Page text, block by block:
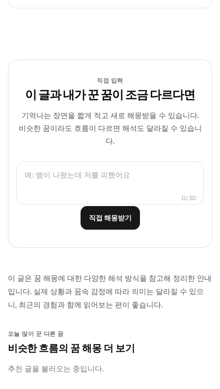
직접 입력
이 글과 내가 꾼 꿈이 조금 다르다면
기억나는 장면을 짧게 적고 새로 해몽받을 수 있습니다.
비슷한 꿈이라도 흐름이 다르면 해석도 달라질 수 있습니
다.
0/30
직접 해몽받기
이 글은 꿈 해몽에 대한 다양한 해석 방식을 참고해 정리한 안내
입니다. 실제 상황과 꿈속 감정에 따라 의미는 달라질 수 있으
니, 최근의 경험과 함께 읽어보는 편이 좋습니다.
오늘 많이 꾼 다른 꿈
비슷한 흐름의 꿈 해몽 더 보기
추천 글을 불러오는 중입니다.